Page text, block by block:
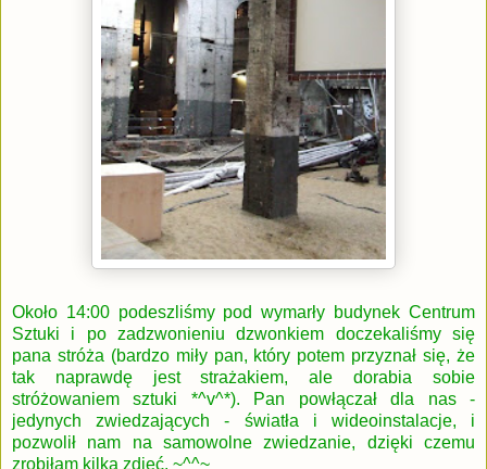
Około 14:00 podeszliśmy pod wymarły budynek Centrum
Sztuki i po zadzwonieniu dzwonkiem doczekaliśmy się
pana stróża (bardzo miły pan, który potem przyznał się, że
tak naprawdę jest strażakiem, ale dorabia sobie
stróżowaniem sztuki *^v^*). Pan powłączał dla nas -
jedynych zwiedzających - światła i wideoinstalacje, i
pozwolił nam na samowolne zwiedzanie, dzięki czemu
zrobiłam kilka zdjęć. ~^^~